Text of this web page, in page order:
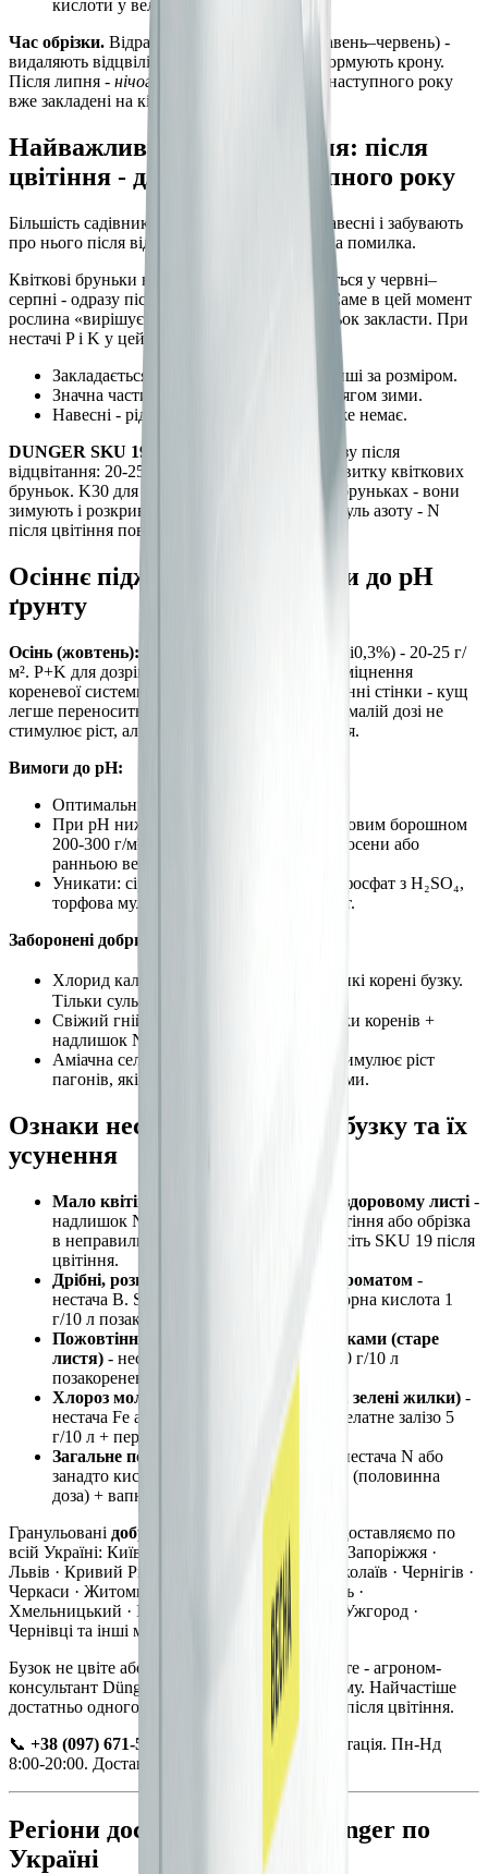
кислоти у великій дозі.
Час обрізки. Відразу після відцвітання (травень–червень) -
видаляють відцвілі волоті (deadheading) і формують крону.
Після липня - нічого не обрізати
: бруньки наступного року
вже закладені на кінчиках пагонів.
Найважливіше підживлення: після
цвітіння - для квітів наступного року
Більшість садівників підживлюють бузок навесні і забувають
про нього після відцвітання. Це принципова помилка.
Квіткові бруньки наступного року формуються у червні–
серпні - одразу після завершення цвітіння. Саме в цей момент
рослина «вирішує», скільки квіткових бруньок закласти. При
нестачі P і K у цей момент:
Закладається менше бруньок, вони менші за розміром.
Значна частина бруньок відмирає протягом зими.
Навесні - рідкі, бідні волоті або їх майже немає.
DUNGER SKU 19 (P23-K30)
- вносять відразу після
відцвітання: 20-25 г/м². P23 для ініціації і розвитку квіткових
бруньок. K30 для накопичення вуглеводів у бруньках - вони
зимують і розкриваються наступної весни. Нуль азоту - N
після цвітіння повністю виключають.
Осіннє підживлення і вимоги до pH
ґрунту
Осінь (жовтень): SKU 601 (N5-P14-K21-S6-Si0,3%) - 20-25 г/
м². P+K для дозрівання квіткових бруньок і зміцнення
кореневої системи. Кремній Si зміцнює клітинні стінки - кущ
легше переносить морози і ожеледицю. N5 у малій дозі не
стимулює ріст, але підтримує коренеживлення.
Вимоги до pH:
Оптимальний pH: 6,5-7,5.
При pH нижче 6,0: вапнування доломітовим борошном
200-300 г/м². Вносять раз на 3-4 роки, восени або
ранньою весною.
Уникати: сірчанокислий амоній, суперфосфат з H₂SO₄,
торфова мульча - всі підкислюють ґрунт.
Заборонені добрива для бузку:
Хлорид калію (KCl): Cl⁻ пошкоджує тонкі корені бузку.
Тільки сульфатні форми калію.
Свіжий гній біля кореневої шийки: опіки коренів +
надлишок N.
Аміачна селітра або карбамід влітку: стимулює ріст
пагонів, які не встигають визріти до зими.
Ознаки нестачі елементів у бузку та їх
усунення
Мало квітів або їх немає взагалі при здоровому листі -
надлишок N, пропущене P+K після цвітіння або обрізка
в неправильний час. Припиніть N, внесіть SKU 19 після
цвітіння.
Дрібні, розпушені волоті зі слабким ароматом -
нестача B. SKU 18 перед цвітінням + борна кислота 1
г/10 л позакоренево.
Пожовтіння листя між зеленими жилками (старе
листя) - нестача Mg. Сульфат магнію 20 г/10 л
позакоренево 2 рази.
Хлороз молодого листя (жовте листя, зелені жилки) -
нестача Fe або занадто кислий ґрунт. Хелатне залізо 5
г/10 л + перевірити pH.
Загальне пожовтіння, слабкий ріст
- нестача N або
занадто кислий ґрунт (pH < 6,0). SKU 1 (половинна
доза) + вапнування.
Гранульовані добрива для бузку DUNGER
доставляємо по
всій Україні: Київ · Харків · Дніпро · Одеса · Запоріжжя ·
Львів · Кривий Ріг · Вінниця · Полтава · Миколаїв · Чернігів ·
Черкаси · Житомир · Суми · Рівне · Тернопіль ·
Хмельницький · Івано-Франківськ · Луцьк · Ужгород ·
Чернівці та інші міста України.
Бузок не цвіте або волоті бідні? Зателефонуйте - агроном-
консультант Dünger безкоштовно підбере схему. Найчастіше
достатньо одного правильного підживлення після цвітіння.
📞 +38 (097) 671-53-83
- безкоштовна консультація. Пн-Нд
8:00-20:00. Доставка від 0,5 кг.
Регіони доставки добрив Dünger по
Україні